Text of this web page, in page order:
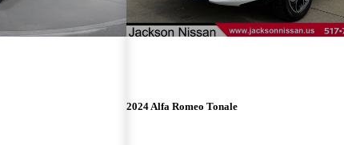
2024 Alfa Romeo Tonale